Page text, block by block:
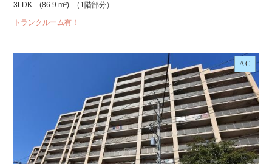
3LDK
(86.9 m²) （1階部分）
トランクルーム有！
AC